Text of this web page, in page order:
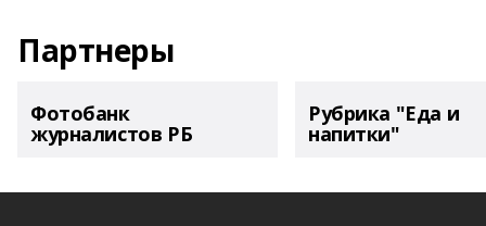
Партнеры
Фотобанк
журналистов РБ
Рубрика "Еда и
напитки"